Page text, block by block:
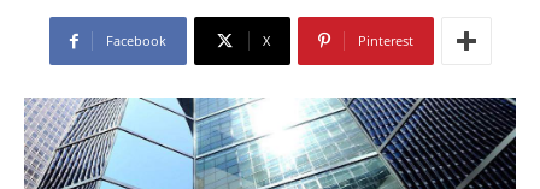
Facebook X Pinterest